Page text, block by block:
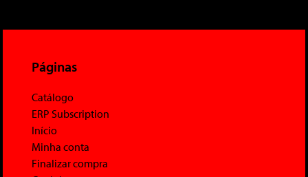
Páginas
Catálogo
ERP Subscription
Início
Minha conta
Finalizar compra